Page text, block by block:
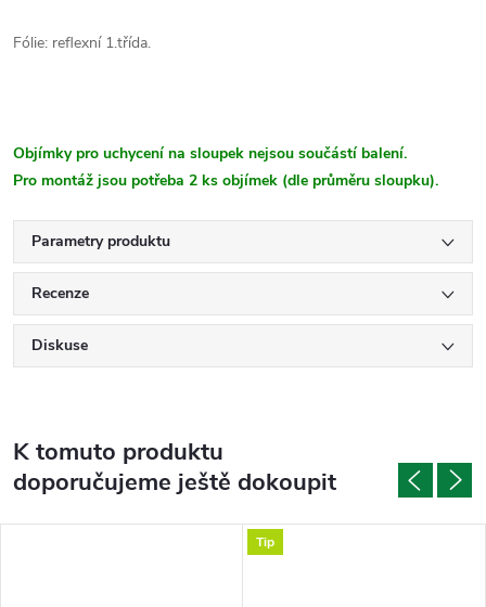
Fólie: reflexní 1.třída.
Objímky pro uchycení na sloupek nejsou součástí balení.
Pro montáž jsou potřeba 2 ks objímek (dle průměru sloupku).
Parametry produktu
Recenze
Diskuse
K tomuto produktu
doporučujeme ještě dokoupit
Tip